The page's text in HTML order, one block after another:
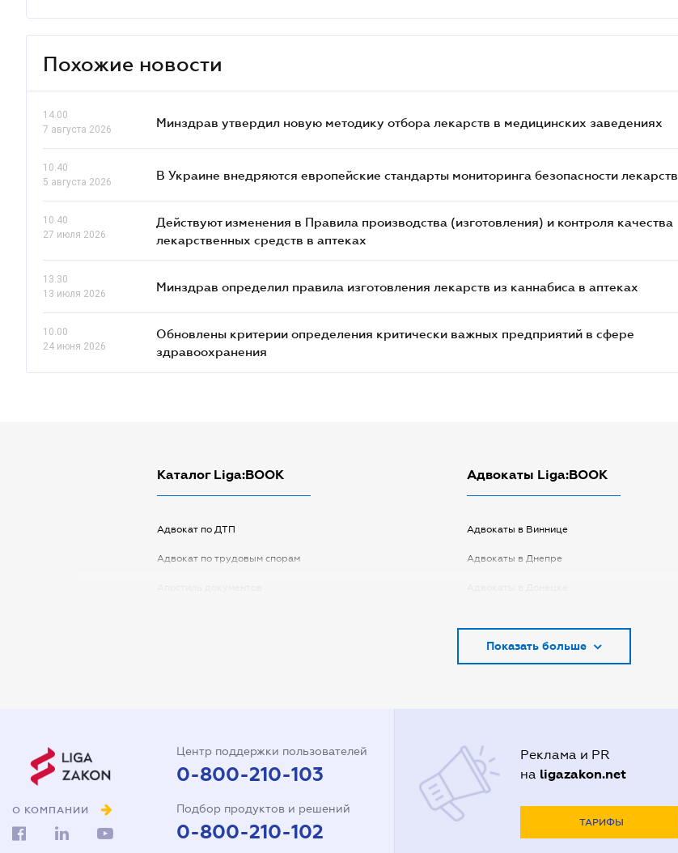
Похожие новости
14.00
7 августа 2026
Минздрав утвердил новую методику отбора лекарств в медицинских заведениях
10.40
5 августа 2026
В Украине внедряются европейские стандарты мониторинга безопасности лекарств
10.40
27 июля 2026
Действуют изменения в Правила производства (изготовления) и контроля качества
лекарственных средств в аптеках
13.30
13 июля 2026
Минздрав определил правила изготовления лекарств из каннабиса в аптеках
10.00
24 июня 2026
Обновлены критерии определения критически важных предприятий в сфере
здравоохранения
Каталог Liga:BOOK
Адвокат по ДТП
Адвокат по трудовым спорам
представление интересов в
суде
Адвокаты Liga:BOOK
Адвокаты в Виннице
Адвокаты в Днепре
Адвокаты в Киеве
Адвокаты в Полтаве
Адвокаты в Харькове
Показать больше
О КОМПАНИИ
Центр поддержки пользователей
0-800-210-103
Подбор продуктов и решений
0-800-210-102
Реклама и PR
на ligazakon.net
ТАРИФЫ